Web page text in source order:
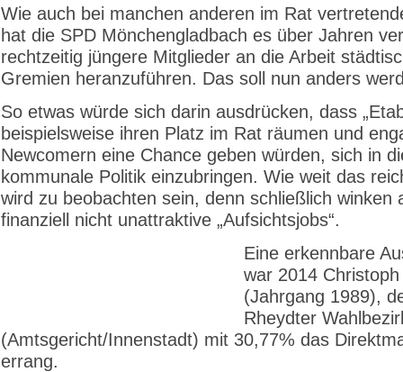
Wie auch bei manchen anderen im Rat
hat die SPD Mönchengladbach es über Jahren
rechtzeitig jüngere Mitglieder an die Arbeit
Gremien heranzuführen. Das soll nun anders
So etwas würde sich darin ausdrücken, dass
beispielsweise ihren Platz im Rat räumen und
Newcomern eine Chance geben würden, sich in
kommunale Politik einzubringen. Wie weit das
wird zu beobachten sein, denn schließlich winken
finanziell nicht unattraktive „Aufsichtsjobs“.
Eine erkennbare
war 2014
(Jahrgang 1989),
Rheydter
(Amtsgericht/Innenstadt) mit 30,77% das
errang.